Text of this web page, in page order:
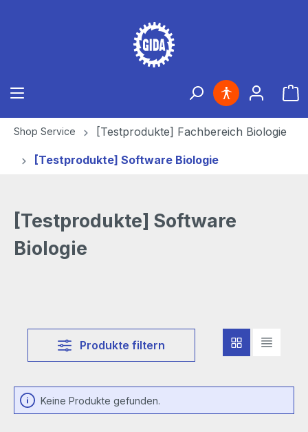
Shop Service [Testprodukte] Fachbereich Biologie
[Testprodukte] Software Biologie
[Testprodukte] Software
Biologie
Produkte filtern
Keine Produkte gefunden.